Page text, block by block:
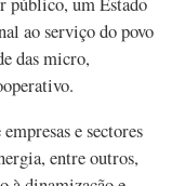
ao serviço do povo
das micro,
e sectores
entre outros,